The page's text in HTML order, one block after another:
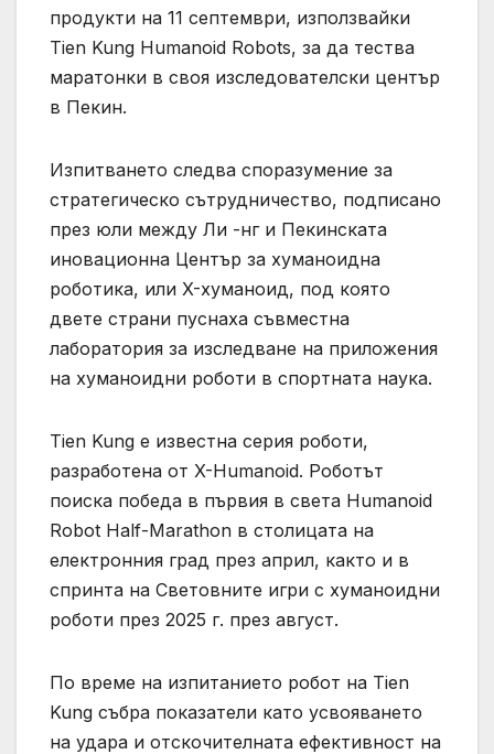
продукти на 11 септември, използвайки
Tien Kung Humanoid Robots, за да тества
маратонки в своя изследователски център
в Пекин.
Изпитването следва споразумение за
стратегическо сътрудничество, подписано
през юли между Ли -нг и Пекинската
иновационна Център за хуманоидна
роботика, или X-хуманоид, под която
двете страни пуснаха съвместна
лаборатория за изследване на приложения
на хуманоидни роботи в спортната наука.
Tien Kung е известна серия роботи,
разработена от X-Humanoid. Роботът
поиска победа в първия в света Humanoid
Robot Half-Marathon в столицата на
електронния град през април, както и в
спринта на Световните игри с хуманоидни
роботи през 2025 г. през август.
По време на изпитанието робот на Tien
Kung събра показатели като усвояването
на удара и отскочителната ефективност на